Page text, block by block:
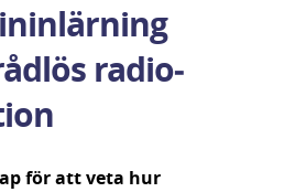
radio­
för att veta hur